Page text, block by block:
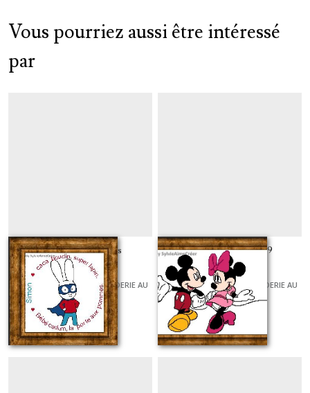
Vous pourriez aussi être intéressé
par
Simon Super Héros
GRILLES ET KITS POUR BRODERIE AU
POINT DE CROIX
À partir de 7€
Mickey et minnie 29
GRILLES ET KITS POUR BRODERIE AU
POINT DE CROIX
À partir de